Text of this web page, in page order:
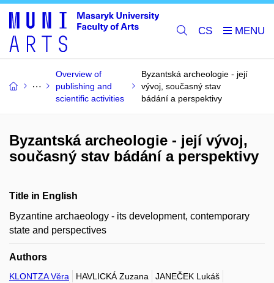
CS
Overview of
publishing and
scientific activities
Byzantská archeologie - její
vývoj, současný stav
bádání a perspektivy
Byzantská archeologie - její vývoj,
současný stav bádání a perspektivy
Title in English
Byzantine archaeology - its development, contemporary
state and perspectives
Authors
KLONTZA Věra HAVLICKÁ Zuzana
JANEČEK Lukáš